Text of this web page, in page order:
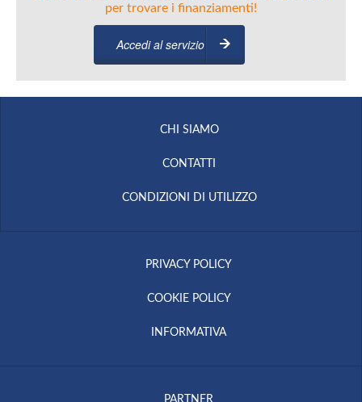
per trovare i finanziamenti!
Accedi al servizio
CHI SIAMO
CONTATTI
CONDIZIONI DI UTILIZZO
PRIVACY POLICY
COOKIE POLICY
INFORMATIVA
PARTNER